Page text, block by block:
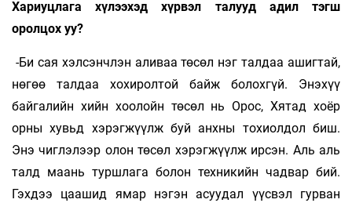
Хариуцлага хүлээхэд хүрвэл талууд адил тэгш
оролцох уу?
-Би сая хэлсэнчлэн аливаа төсөл нэг талдаа ашигтай,
нөгөө талдаа хохиролтой байж болохгүй. Энэхүү
байгалийн хийн хоолойн төсөл нь Орос, Хятад хоёр
орны хувьд хэрэгжүүлж буй анхны тохиолдол биш.
Энэ чиглэлээр олон төсөл хэрэгжүүлж ирсэн. Аль аль
талд маань туршлага болон техникийн чадвар бий.
Гэхдээ цаашид ямар нэгэн асуудал үүсвэл гурван